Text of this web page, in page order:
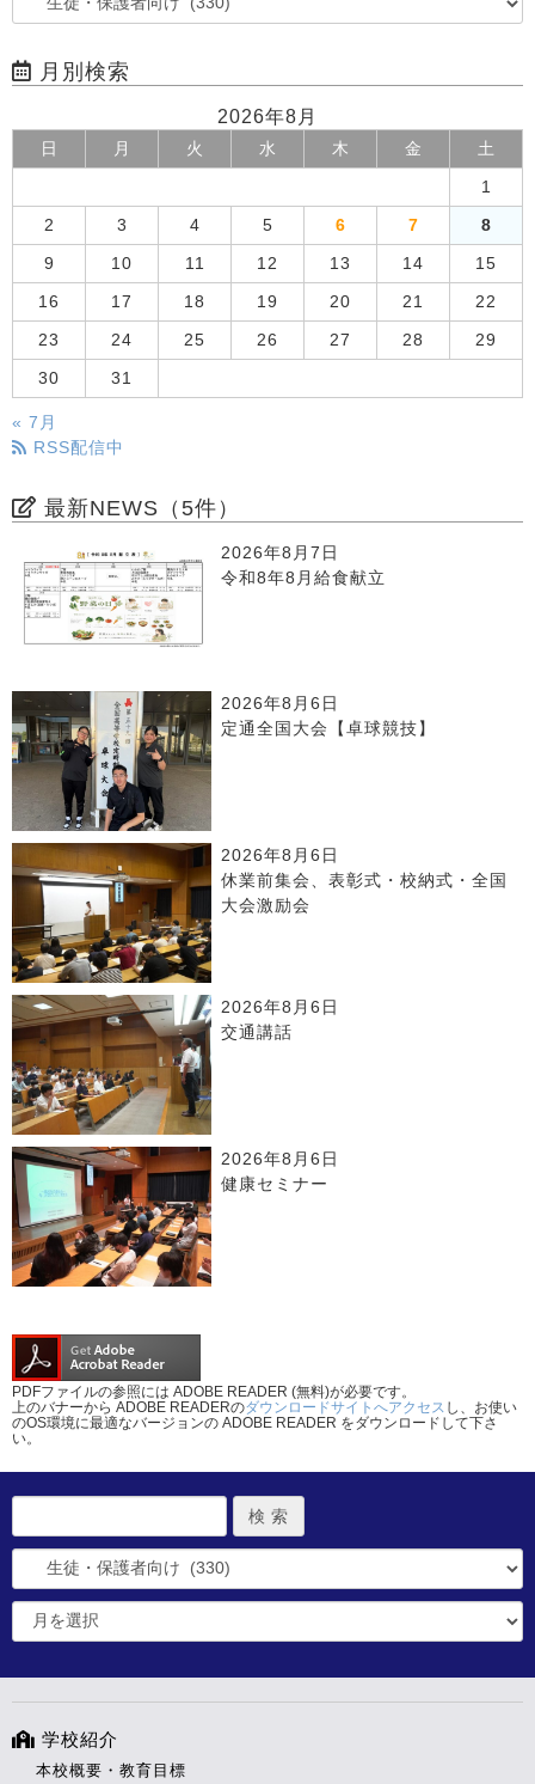
月別検索
2026年8月
日 月 火 水 木 金 土
1
2 3 4 5 6 7 8
9 10 11 12 13 14 15
16 17 18 19 20 21 22
23 24 25 26 27 28 29
30 31
« 7月
RSS配信中
最新NEWS（5件）
2026年8月7日
令和8年8月給食献立
2026年8月6日
定通全国大会【卓球競技】
2026年8月6日
休業前集会、表彰式・校納式・全国
大会激励会
2026年8月6日
交通講話
2026年8月6日
健康セミナー
PDFファイルの参照には ADOBE READER (無料)が必要です。
上のバナーから ADOBE READERのダウンロードサイトへアクセス し、お使い
のOS環境に最適なバージョンの ADOBE READER をダウンロードして下さ
い。
学校紹介
本校概要・教育目標